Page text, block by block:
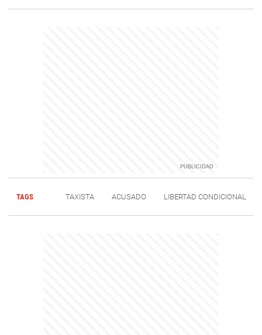
TAGS TAXISTA ACUSADO LIBERTAD CONDICIONAL